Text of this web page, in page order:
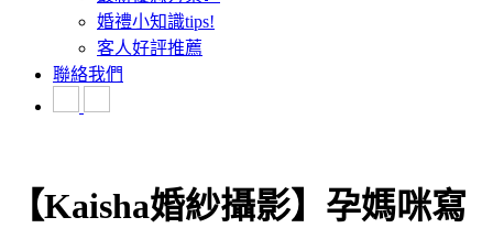
婚禮小知識tips!
客人好評推薦
聯絡我們
【Kaisha婚紗攝影】孕媽咪寫